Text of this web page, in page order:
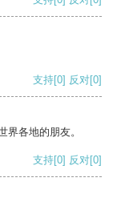
支持[0] 反对[0]
界各地的朋友。
支持[0] 反对[0]